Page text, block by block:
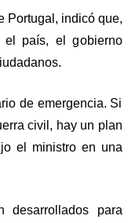
Portugal, indicó que,
el país, el gobierno
de emergencia. Si
civil, hay un plan
el ministro en una
desarrollados para